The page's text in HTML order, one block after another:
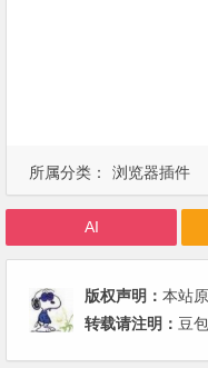
所属分类： 浏览器插件
AI
版权声明： 本站
转载请注明： 豆